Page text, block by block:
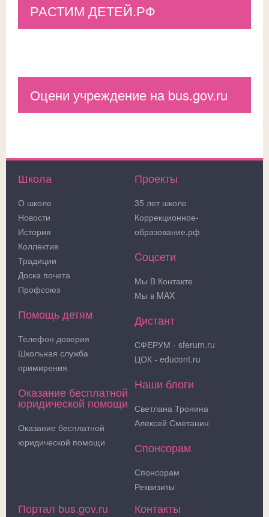
РАСТИМ ДЕТЕЙ.РФ
Оцени учреждение на bus.gov.ru
Школа
О школе
Новости
История
Коллектив
Традиции
Доска почета
Профсоюз
Помощь детям
Телефон доверия
Школьная служба
примирения
Оказание бесплатной
юридической помощи
Оказание бесплатной
юридической помощи
Проекты
35 лет школе
Коррекционное-
образование.рф
Cоцсети
Мы В Контакте
Мы в MAX
Дистант
СФЕРУМ - sferum.ru
ЦОК - educont.ru
Наши блоги
Светлана Тронина
Алексей Сметанин
Спонсорам
Спонсорам
Реквизиты
Портал bus.gov.ru Контакты